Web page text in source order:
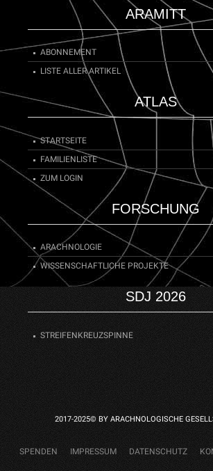
ARAMITT
ABONNEMENT
LISTE ALLER ARTIKEL
ATLAS
STARTSEITE
FAMILIENLISTE
ZUM LOGIN
FORSCHUNG
ARACHNOLOGIE
WISSENSCHAFTLICHE PROJEKTE
SDJ 2026
STREIFENKREUZSPINNE
2017-2025© BY ARACHNOLOGISCHE
SPENDEN IMPRESSUM DATENSCHUTZ